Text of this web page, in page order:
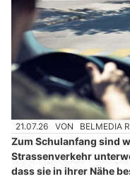
21.07.26 VON BELMEDIA
Zum Schulanfang sind
Strassenverkehr
dass sie in ihrer Nähe